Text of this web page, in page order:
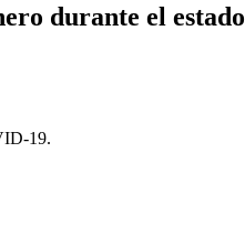
durante el
19.